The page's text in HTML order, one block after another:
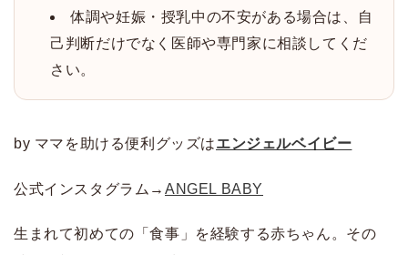
体調や妊娠・授乳中の不安がある場合は、自
己判断だけでなく医師や専門家に相談してくだ
さい。
by ママを助ける便利グッズはエンジェルベイビー
公式インスタグラム→ ANGEL BABY
生まれて初めての「食事」を経験する赤ちゃん。その